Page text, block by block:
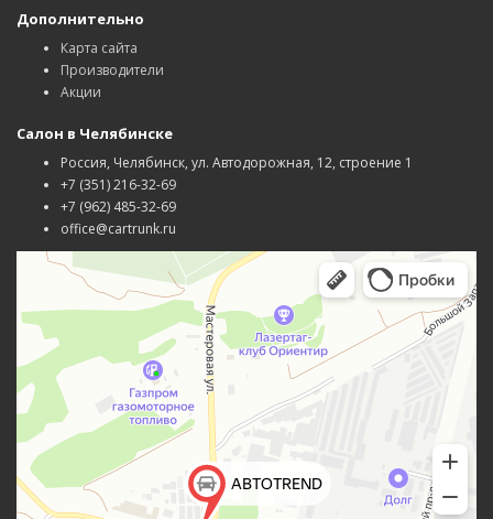
Дополнительно
Карта сайта
Производители
Акции
Салон в Челябинске
Россия, Челябинск, ул. Автодорожная, 12, строение 1
+7 (351) 216-32-69
+7 (962) 485-32-69
office@cartrunk.ru